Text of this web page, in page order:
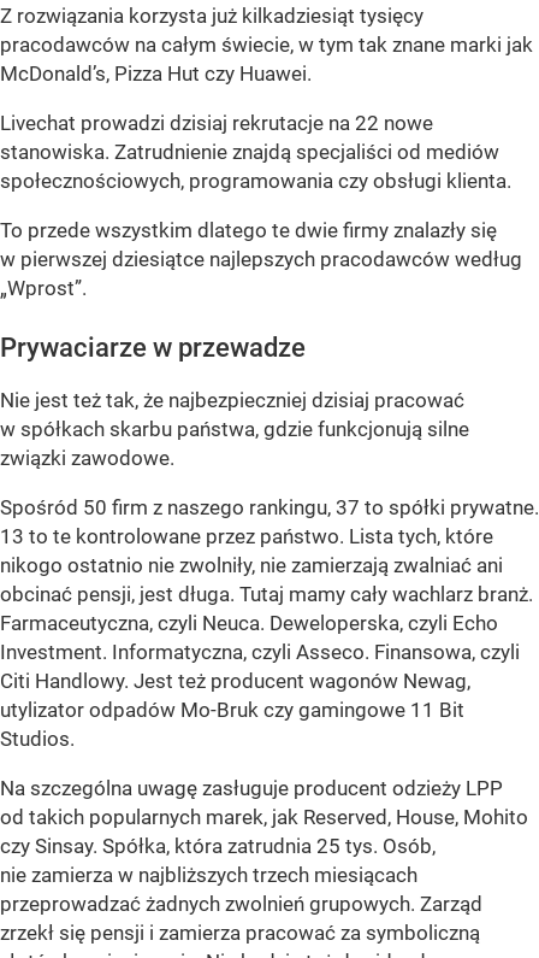
Z rozwiązania korzysta już kilkadziesiąt tysięcy
pracodawców na całym świecie, w tym tak znane marki jak
McDonald’s, Pizza Hut czy Huawei.
Livechat prowadzi dzisiaj rekrutacje na 22 nowe
stanowiska. Zatrudnienie znajdą specjaliści od mediów
społecznościowych, programowania czy obsługi klienta.
To przede wszystkim dlatego te dwie firmy znalazły się
w pierwszej dziesiątce najlepszych pracodawców według
„Wprost”.
Prywaciarze w przewadze
Nie jest też tak, że najbezpieczniej dzisiaj pracować
w spółkach skarbu państwa, gdzie funkcjonują silne
związki zawodowe.
Spośród 50 firm z naszego rankingu, 37 to spółki prywatne.
13 to te kontrolowane przez państwo. Lista tych, które
nikogo ostatnio nie zwolniły, nie zamierzają zwalniać ani
obcinać pensji, jest długa. Tutaj mamy cały wachlarz branż.
Farmaceutyczna, czyli Neuca. Deweloperska, czyli Echo
Investment. Informatyczna, czyli Asseco. Finansowa, czyli
Citi Handlowy. Jest też producent wagonów Newag,
utylizator odpadów Mo-Bruk czy gamingowe 11 Bit
Studios.
Na szczególna uwagę zasługuje producent odzieży LPP
od takich popularnych marek, jak Reserved, House, Mohito
czy Sinsay. Spółka, która zatrudnia 25 tys. Osób,
nie zamierza w najbliższych trzech miesiącach
przeprowadzać żadnych zwolnień grupowych. Zarząd
zrzekł się pensji i zamierza pracować za symboliczną